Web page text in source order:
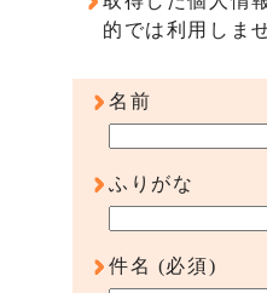
的では利用しま
名前
ふりがな
件名 (必須)